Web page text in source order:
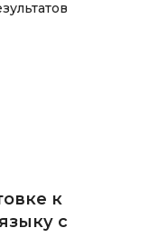
к
с